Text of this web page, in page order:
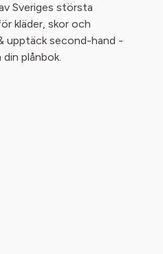
Sveriges största
kläder, skor och
upptäck second-hand -
plånbok.